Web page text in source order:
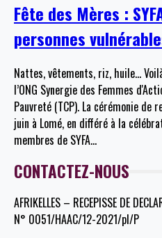
Fête des Mères :
personnes
Nattes, vêtements, riz, huile…
l’ONG Synergie des Femmes
Pauvreté (TCP). La cérémonie de
juin à Lomé, en différé à la
membres de SYFA…
CONTACTEZ-NOUS
AFRIKELLES – RECEPISSE DE
N° 0051/HAAC/12-2021/pl/P